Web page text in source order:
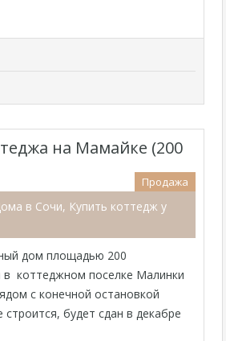
на Мамайке (200
Продажа
в Сочи, Купить коттедж у
дом площадью 200
в коттеджном поселке Малинки
с конечной остановкой
будет сдан в декабре